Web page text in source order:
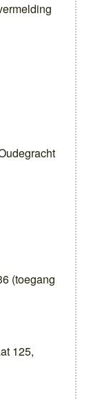
(toegang
125,